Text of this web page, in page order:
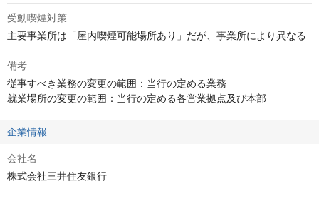
受動喫煙対策
主要事業所は「屋内喫煙可能場所あり」だが、事業所により異なる
備考
従事すべき業務の変更の範囲：当行の定める業務
就業場所の変更の範囲：当行の定める各営業拠点及び本部
企業情報
会社名
株式会社三井住友銀行